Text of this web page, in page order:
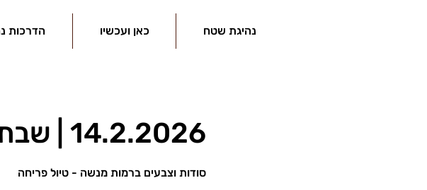
הדרכות כאן ועכשיו נהיגת שטח
14.2.2026 | שבת
סודות וצבעים ברמות מנשה - טיול פריחה